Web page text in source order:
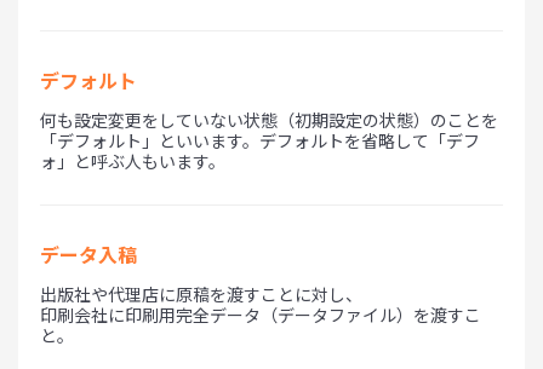
デフォルト
何も設定変更をしていない状態（初期設定の状態）のことを
「デフォルト」といいます。デフォルトを省略して「デフ
ォ」と呼ぶ人もいます。
データ入稿
出版社や代理店に原稿を渡すことに対し、
印刷会社に印刷用完全データ（データファイル）を渡すこ
と。